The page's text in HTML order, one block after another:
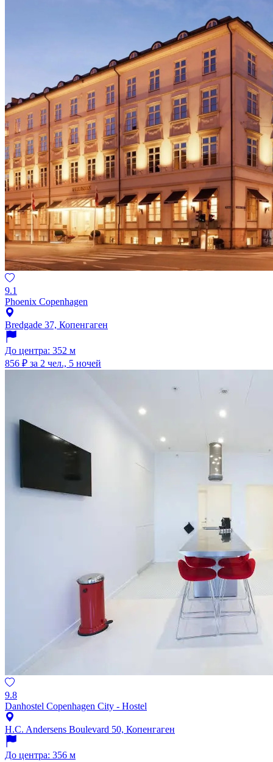
9.1
Phoenix Copenhagen
Bredgade 37, Копенгаген
До центра: 352 м
856 ₽ за 2 чел., 5 ночей
9.8
Danhostel Copenhagen City - Hostel
H.C. Andersens Boulevard 50, Копенгаген
До центра: 356 м